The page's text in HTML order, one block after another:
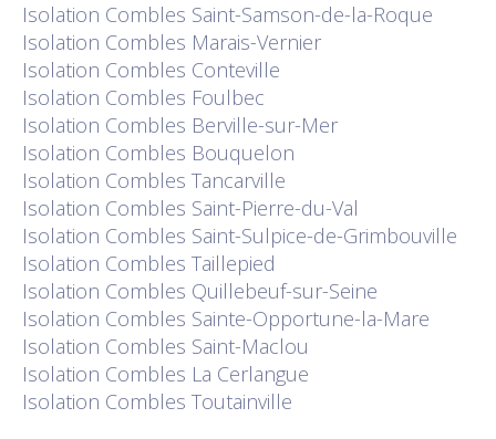
Isolation Combles Saint-Samson-de-la-Roque
Isolation Combles Marais-Vernier
Isolation Combles Conteville
Isolation Combles Foulbec
Isolation Combles Berville-sur-Mer
Isolation Combles Bouquelon
Isolation Combles Tancarville
Isolation Combles Saint-Pierre-du-Val
Isolation Combles Saint-Sulpice-de-Grimbouville
Isolation Combles Taillepied
Isolation Combles Quillebeuf-sur-Seine
Isolation Combles Sainte-Opportune-la-Mare
Isolation Combles Saint-Maclou
Isolation Combles La Cerlangue
Isolation Combles Toutainville